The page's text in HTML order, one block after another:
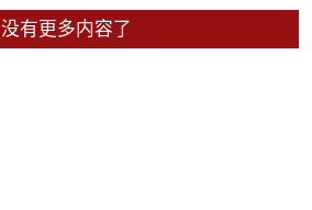
没有更多内容了